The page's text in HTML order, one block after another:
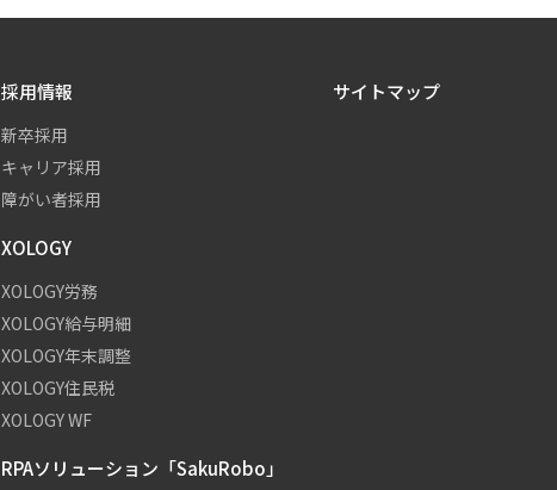
採用情報
新卒採用
キャリア採用
障がい者採用
XOLOGY
XOLOGY労務
XOLOGY給与明細
XOLOGY年末調整
XOLOGY住民税
XOLOGY WF
RPAソリューション「SakuRobo」
サイトマップ